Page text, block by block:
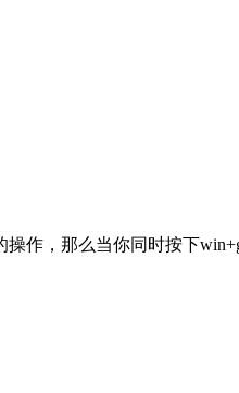
作，那么当你同时按下